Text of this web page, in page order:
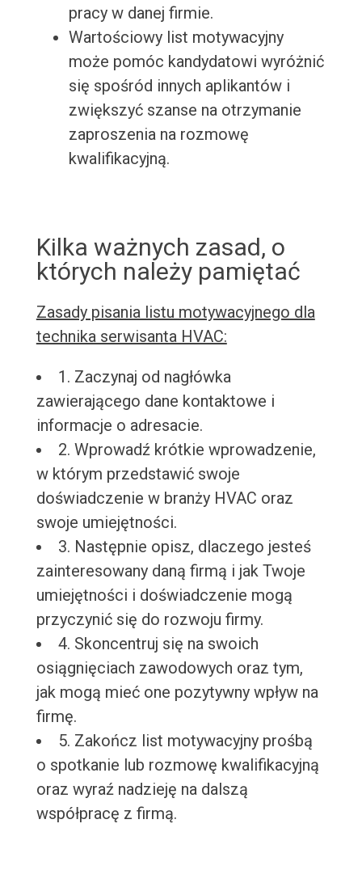
pracy w danej firmie.
Wartościowy list motywacyjny
może pomóc kandydatowi wyróżnić
się spośród innych aplikantów i
zwiększyć szanse na otrzymanie
zaproszenia na rozmowę
kwalifikacyjną.
Kilka ważnych zasad, o
których należy pamiętać
Zasady pisania listu motywacyjnego dla
technika serwisanta HVAC:
1. Zaczynaj od nagłówka
zawierającego dane kontaktowe i
informacje o adresacie.
2. Wprowadź krótkie wprowadzenie,
w którym przedstawić swoje
doświadczenie w branży HVAC oraz
swoje umiejętności.
3. Następnie opisz, dlaczego jesteś
zainteresowany daną firmą i jak Twoje
umiejętności i doświadczenie mogą
przyczynić się do rozwoju firmy.
4. Skoncentruj się na swoich
osiągnięciach zawodowych oraz tym,
jak mogą mieć one pozytywny wpływ na
firmę.
5. Zakończ list motywacyjny prośbą
o spotkanie lub rozmowę kwalifikacyjną
oraz wyraź nadzieję na dalszą
współpracę z firmą.